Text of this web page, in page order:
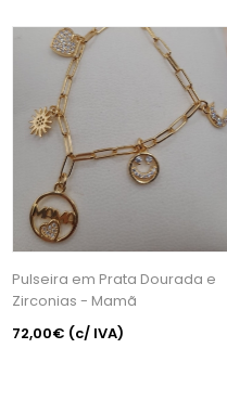
Pulseira em Prata Dourada e
Zirconias - Mamã
72,00€ (c/ IVA)